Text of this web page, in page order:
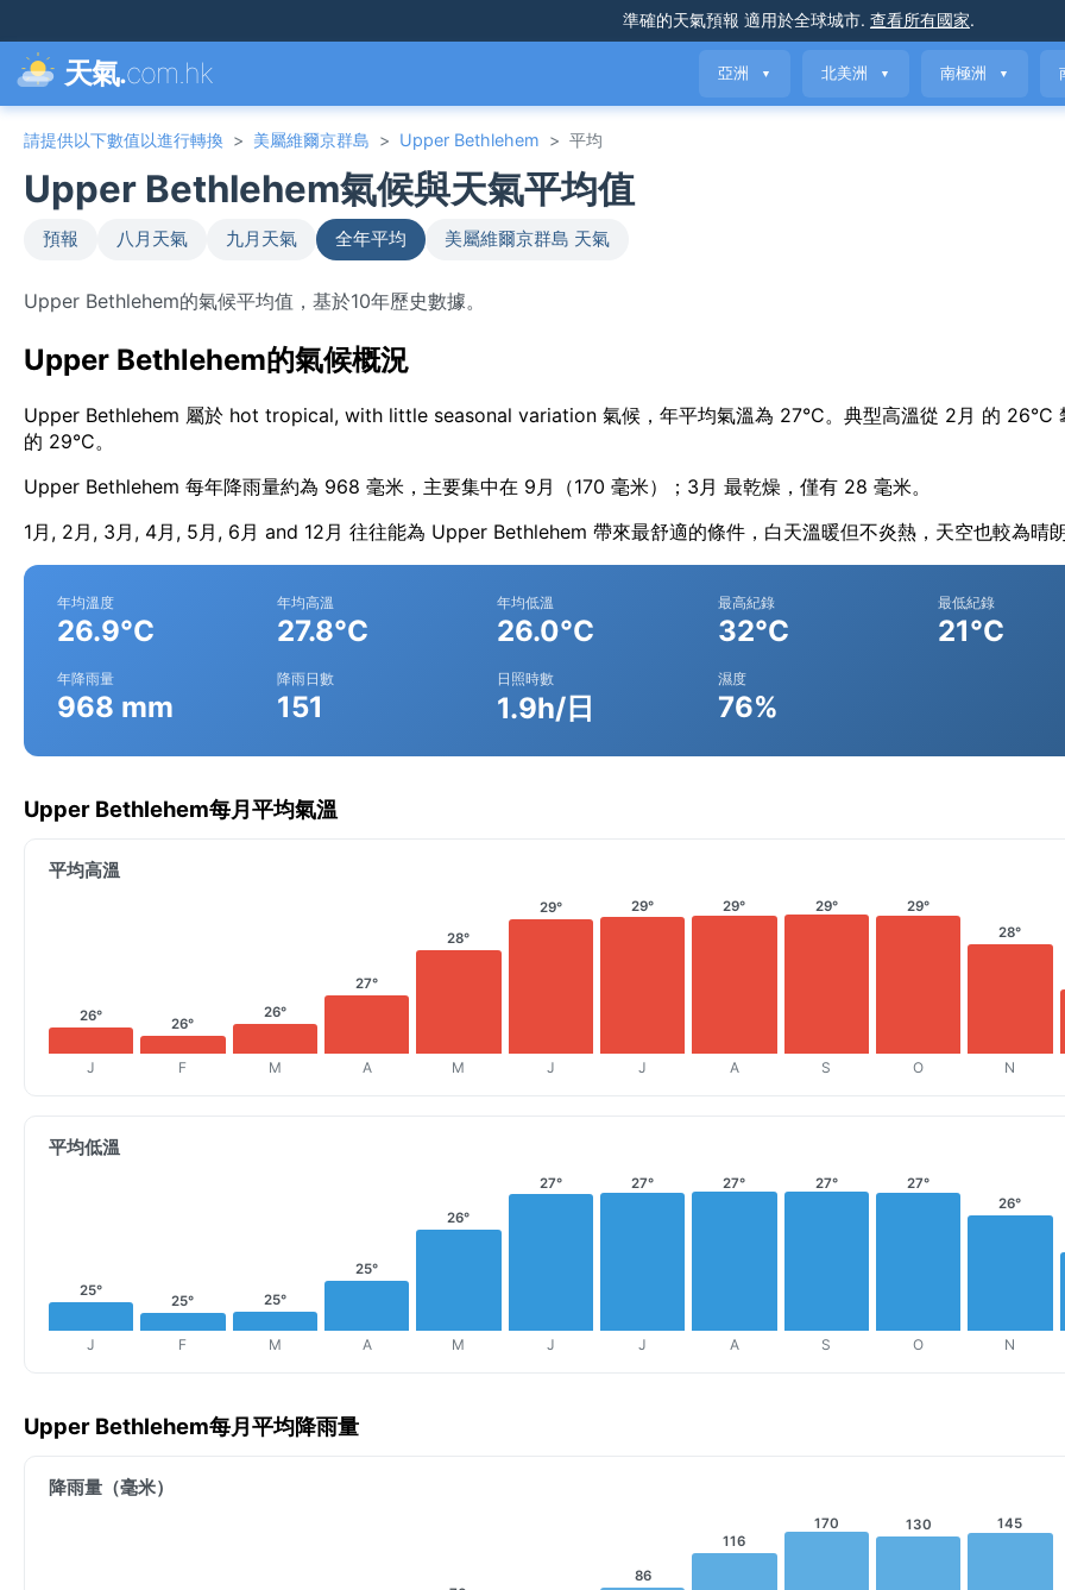
準確的天氣預報 適用於全球城市. 查看所有國家.
天氣.com.hk 亞洲 ▼ 北美洲 ▼ 南極洲 ▼
請提供以下數值以進行轉換 > 美屬維爾京群島 > Upper Bethlehem > 平均
Upper Bethlehem氣候與天氣平均值
預報 八月天氣 九月天氣 全年平均 美屬維爾京群島 天氣
Upper Bethlehem的氣候平均值，基於10年歷史數據。
Upper Bethlehem的氣候概況
Upper Bethlehem 屬於 hot tropical, with little seasonal variation 氣候，年平均氣溫為 27°C。典型高溫從 2月 的 26°C
的 29°C。
Upper Bethlehem 每年降雨量約為 968 毫米，主要集中在 9月（170 毫米）；3月 最乾燥，僅有 28 毫米。
1月, 2月, 3月, 4月, 5月, 6月 and 12月 往往能為 Upper Bethlehem 帶來最舒適的條件，白天溫暖但不炎熱，天空也較為晴
年均溫度
26.9°C
年均高溫
27.8°C
年均低溫
26.0°C
最高紀錄
32°C
最低紀錄
21°C
年降雨量
968 mm
降雨日數
151
日照時數
1.9h/日
濕度
76%
Upper Bethlehem每月平均氣溫
平均高溫
26°
J
26°
F
26°
M
27°
A
28°
M
29°
J
29°
J
29°
A
29°
S
29°
O
28°
N
平均低溫
25°
J
25°
F
25°
M
25°
A
26°
M
27°
J
27°
J
27°
A
27°
S
27°
O
26°
N
Upper Bethlehem每月平均降雨量
降雨量（毫米）
86
116
170 130 145